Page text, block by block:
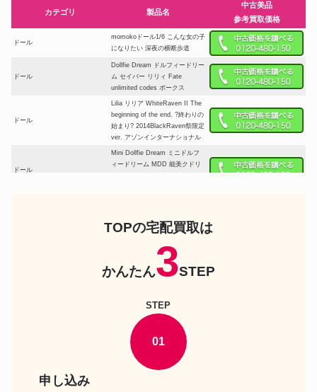
カテゴリ 製品名
中古美品
参考買取価格
ドール
momokoドール1/6 こんな女の子
になりたい 深夜の横断歩道
ドール
Dollfie Dream ドルフィードリー
ム セイバー リリィ Fate
unlimited codes ボークス
ドール
Lilia リリア WhiteRaven II The
beginning of the end. ?終わりの
始まり? 2014BlackRaven祭限定
ver. アゾンインターナショナル
ドール
Mini Dollfie Dream ミニドルフ
ィードリーム MDD 能美クドリ
Harmonia bloom Seasonal Doll
Lil’Fairy ちいさなお手伝いさん
Dollfie Dream Dynamite ドルフ
ィードリーム ダイナマイト
DDdy 久寿川ささら ホワイトゴ
シックVer. ToHeart2 ドール ボ
ネオブライスドーンティング ド
TOPの宅配買取は
かんたん3STEP
STEP
01
申し込み